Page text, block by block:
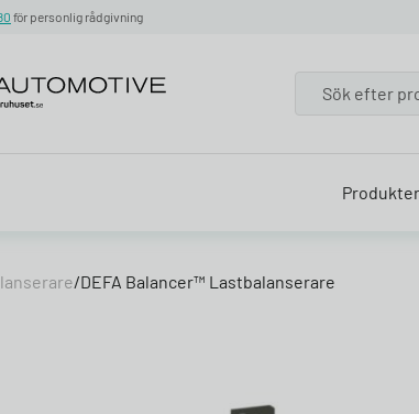
för personlig rådgivning
Produkter
/DEFA Balancer™ Lastbalanserare